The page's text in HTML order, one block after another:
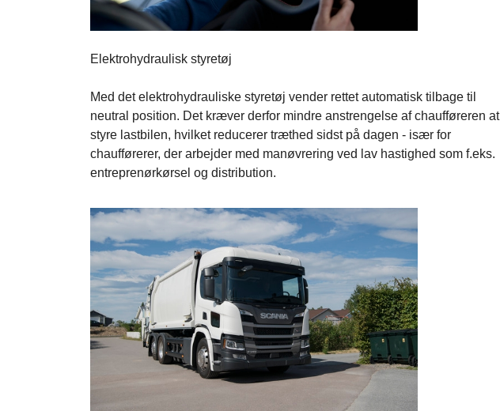
Elektrohydraulisk styretøj
Med det elektrohydrauliske styretøj vender rettet automatisk tilbage til
neutral position. Det kræver derfor mindre anstrengelse af chaufføreren at
styre lastbilen, hvilket reducerer træthed sidst på dagen - især for
chaufførerer, der arbejder med manøvrering ved lav hastighed som f.eks.
entreprenørkørsel og distribution.